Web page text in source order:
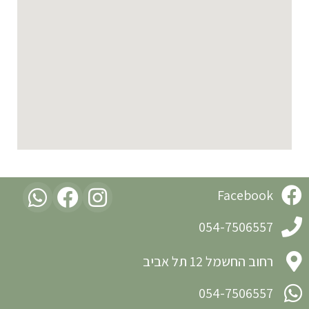
Facebook
054-7506557
רחוב החשמל 12 תל אביב
054-7506557